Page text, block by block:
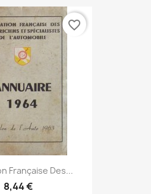
Française Des...
8,44 €
favorite_border